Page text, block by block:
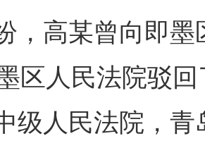
，高某曾向即
区人民法院驳
级人民法院，